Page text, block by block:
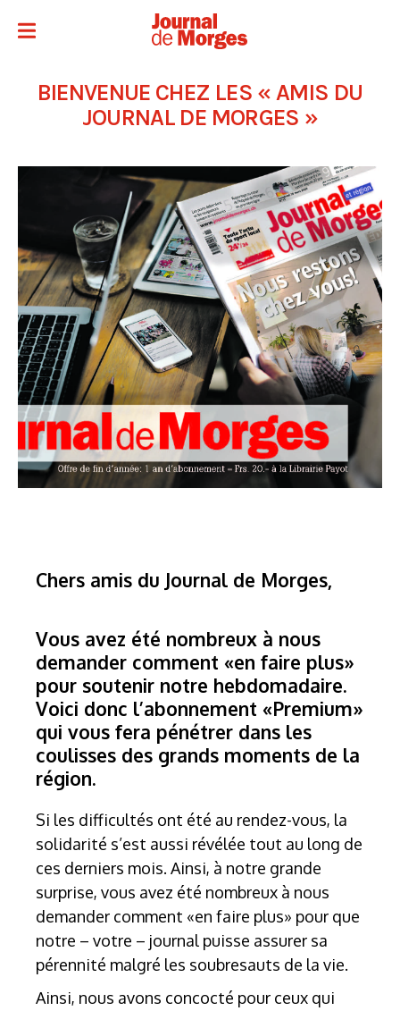
BIENVENUE CHEZ LES « AMIS DU
JOURNAL DE MORGES »
Chers amis du Journal de Morges,
Vous avez été nombreux à nous
demander comment «en faire plus»
pour soutenir notre hebdomadaire.
Voici donc l’abonnement «Premium»
qui vous fera pénétrer dans les
coulisses des grands moments de la
région.
Si les difficultés ont été au rendez-vous, la
solidarité s’est aussi révélée tout au long de
ces derniers mois. Ainsi, à notre grande
surprise, vous avez été nombreux à nous
demander comment «en faire plus» pour que
notre – votre – journal puisse assurer sa
pérennité malgré les soubresauts de la vie.
Ainsi, nous avons concocté pour ceux qui